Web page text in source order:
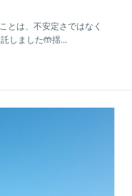
とは、不安定さではなく
しました🤲揺...